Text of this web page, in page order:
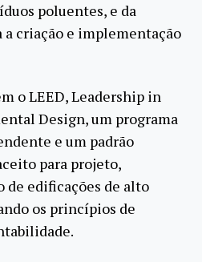
poluentes, e da
criação e implementação
o LEED, Leadership in
Design, um programa
e um padrão
para projeto,
de edificações de alto
os princípios de